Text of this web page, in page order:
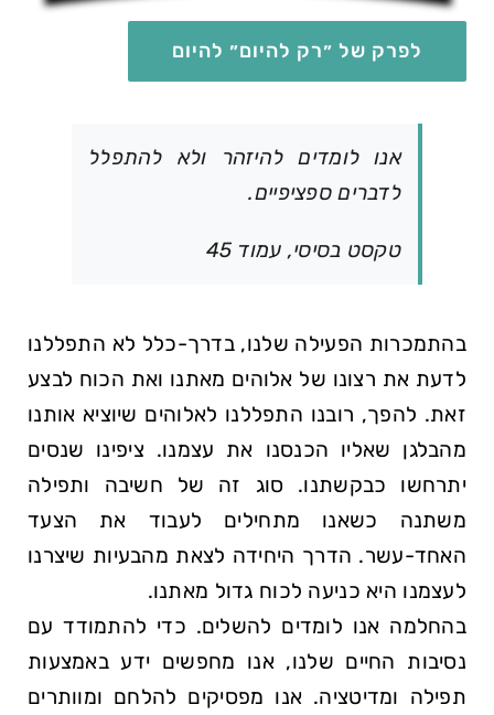
לפרק של ״רק להיום״ להיום
אנו לומדים להיזהר ולא להתפלל
לדברים ספציפיים.
טקסט בסיסי, עמוד 45
בהתמכרות הפעילה שלנו, בדרך-כלל לא התפללנו
לדעת את רצונו של אלוהים מאתנו ואת הכוח לבצע
זאת. להפך, רובנו התפללנו לאלוהים שיוציא אותנו
מהבלגן שאליו הכנסנו את עצמנו. ציפינו שנסים
יתרחשו כבקשתנו. סוג זה של חשיבה ותפילה
משתנה כשאנו מתחילים לעבוד את הצעד
האחד-עשר. הדרך היחידה לצאת מהבעיות שיצרנו
לעצמנו היא כניעה לכוח גדול מאתנו.
בהחלמה אנו לומדים להשלים. כדי להתמודד עם
נסיבות החיים שלנו, אנו מחפשים ידע באמצעות
תפילה ומדיטציה. אנו מפסיקים להלחם ומוותרים